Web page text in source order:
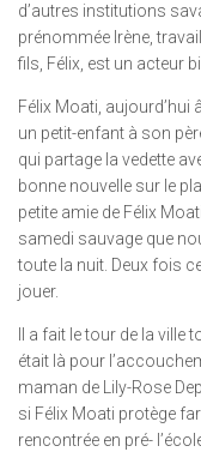
d’autres institutions
prénommée Irène,
fils, Félix, est un acteur
Félix Moati, aujourd’hui
un petit-enfant à son
qui partage la vedette
bonne nouvelle sur le
petite amie de Félix
samedi sauvage que
toute la nuit. Deux fois
jouer.
Il a fait le tour de la ville
était là pour
maman de Lily-Rose
si Félix Moati protège
rencontrée en pré-